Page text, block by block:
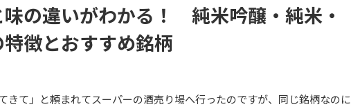
味の違いがわかる！ 純米吟醸・純米・
徴とおすすめ銘柄
きて」と頼まれてスーパーの酒売り場へ行ったのですが、同じ銘柄なのに